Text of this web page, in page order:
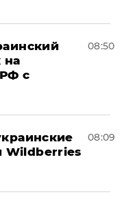
на
с
08:50
Wildberries
08:09